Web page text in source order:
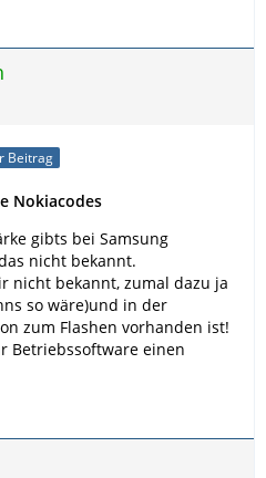
Beitrag
Nokiacodes
gibts bei Samsung
nicht bekannt.
nicht bekannt, zumal dazu ja
so wäre)und in der
zum Flashen vorhanden ist!
Betriebssoftware einen